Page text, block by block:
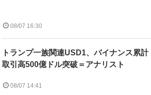
08/07 16:30
トランプ一族関連USD1、バイナンス累計
取引高500億ドル突破＝アナリスト
08/07 14:41